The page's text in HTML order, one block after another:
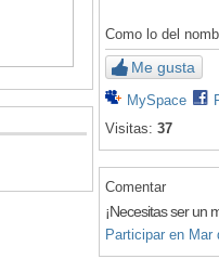
Como lo del
Me gusta
MySpace
Visitas: 37
Comentar
¡Necesitas ser un
Participar en Mar